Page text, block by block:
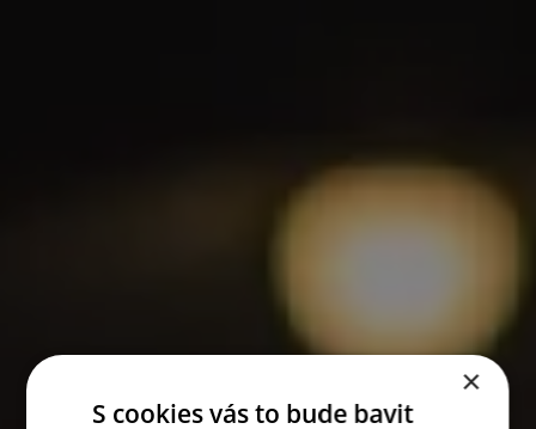
×
S cookies vás to bude bavit